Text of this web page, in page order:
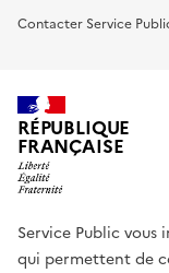
Contacter Service
RÉPUBLIQUE
FRANÇAISE
Service Public vous
qui permettent de